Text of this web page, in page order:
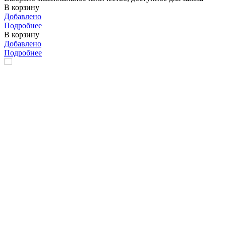
В корзину
Добавлено
Подробнее
В корзину
Добавлено
Подробнее